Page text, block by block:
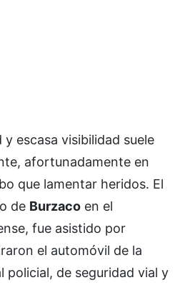
escasa visibilidad suele
afortunadamente en
que lamentar heridos. El
de Burzaco en el
fue asistido por
el automóvil de la
policial, de seguridad vial y